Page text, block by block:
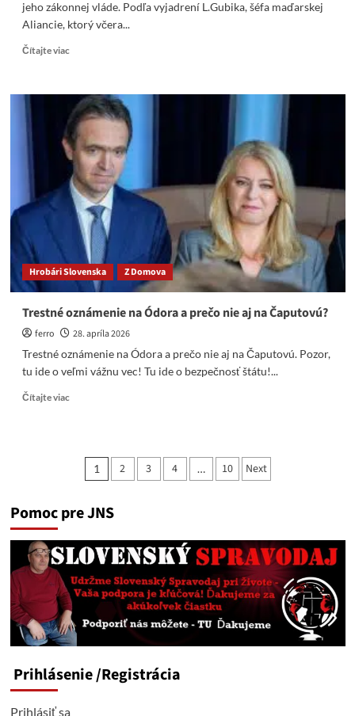
jeho zákonnej vláde. Podľa vyjadrení L.Gubika, šéfa maďarskej
Aliancie, ktorý včera...
Čítajte viacRead
Budínsky
paša
Magyár
chystá
špinavú
provokáciu
proti
SR
jeho
zákonnej
vláde.
Hrobári Slovenska Z Domova
Trestné oznámenie na Ódora a prečo nie aj na Čaputovú?
ferro
28. apríla 2026
Trestné oznámenie na Ódora a prečo nie aj na Čaputovú. Pozor,
tu ide o veľmi vážnu vec! Tu ide o bezpečnosť štátu!...
Čítajte viacRead
oznámenie
prečo
aj
na
Čaputovú?
Stránkovanie
1 2 3 4 … 10 Next
Pomoc pre JNS
Prihlásenie/Registrácia
Prihlásiť sa